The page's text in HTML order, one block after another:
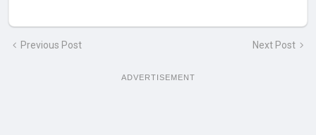
Previous Post Next Post
ADVERTISEMENT